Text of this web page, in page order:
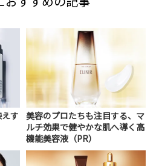
す
美容のプロたちも注目する、マ
ルチ効果で健やかな肌へ導く高
機能美容液（PR）